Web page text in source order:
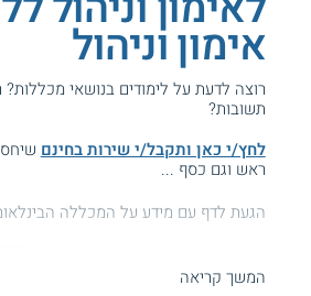
אימון וניהול
רוצה לדעת על לימודים בנושאי
תשובות?
לחץ/י כאן ותקבל/י שירות בחינם
ראש וגם כסף ...
הגעת לדף עם מידע על המכללה
עזרנו גם לך? דרג אותנו:המשך קריאה